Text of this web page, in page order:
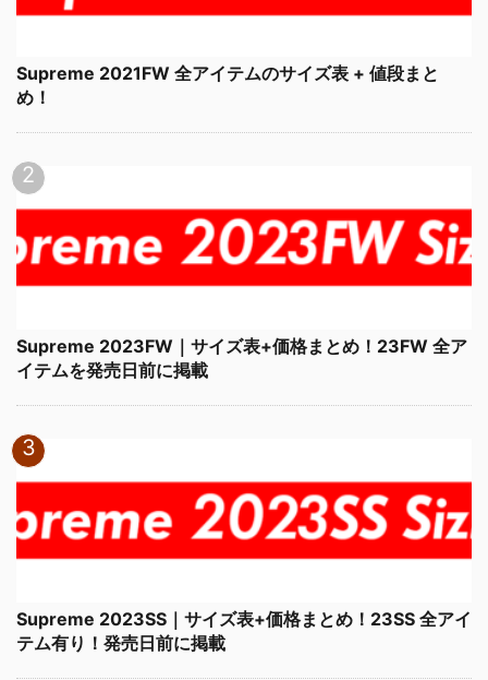
Supreme 2021FW 全アイテムのサイズ表 + 値段まと
め！
Supreme 2023FW｜サイズ表+価格まとめ！23FW 全ア
イテムを発売日前に掲載
Supreme 2023SS｜サイズ表+価格まとめ！23SS 全アイ
テム有り！発売日前に掲載